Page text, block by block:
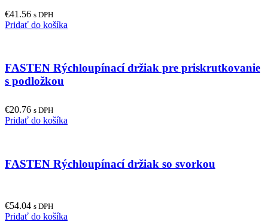
€41.56 s DPH
Pridať do košíka
FASTEN Rýchloupínací držiak pre priskrutkovanie
s podložkou
€20.76 s DPH
Pridať do košíka
FASTEN Rýchloupínací držiak so svorkou
€54.04 s DPH
Pridať do košíka